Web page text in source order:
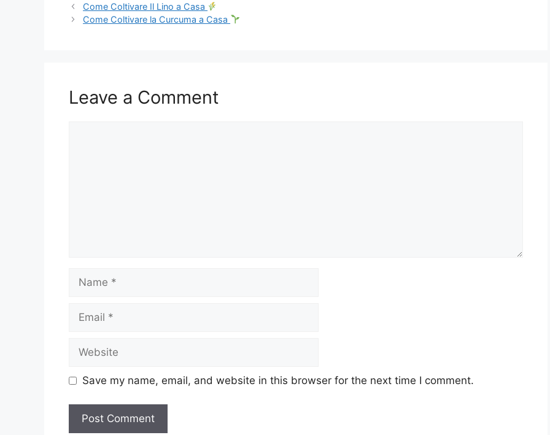
Come Coltivare Il Lino a Casa
Come Coltivare la Curcuma a Casa
Leave a Comment
Name
Email
Website
Save my name, email, and website in this browser for the next time I comment.